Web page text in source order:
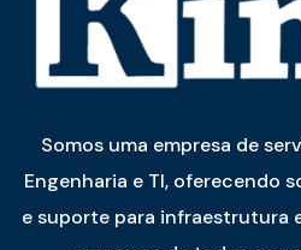
Somos uma empresa de
Engenharia e TI, oferecendo
e suporte para infraestrutura